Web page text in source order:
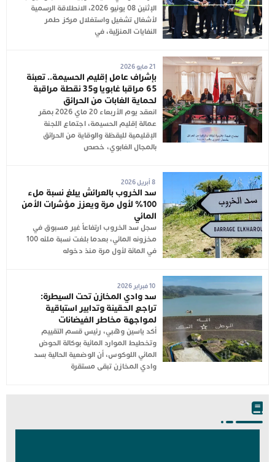
الإثنين 08 يونيو 2026، الانطلاقة الرسمية
لأشغال تشغيل واستغلال مركز طمر
النفايات المنزلية، في
21 مايو 2026
بإشراف عامل إقليم الحسيمة.. تعبئة
65 مراقبا غابويا و35 نقطة مراقبة
لحماية الغابات من الحرائق
انعقد يوم الأربعاء 20 ماي 2026 بمقر
عمالة إقليم الحسيمة، اجتماع اللجنة
الإقليمية لليقظة والوقاية من الحرائق
بالمجال الغابوي، خصص
8 أبريل 2026
سد الخروب بالعرائش يبلغ نسبة ملء
100% لأول مرة ويعزز مؤشرات الأمن
المائي
سجل سد الخروب ارتفاعاً غير مسبوق في
مخزونه المائي، بعدما بلغت نسبة ملئه 100
في المائة لأول مرة منذ دخوله
10 فبراير 2026
سد وادي المخازن تحت السيطرة:
تراجع الحقينة وتدابير استباقية
لمواجهة مخاطر الفيضانات
أكد ياسين وهبي، رئيس قسم التقييم
وتخطيط الموارد المائية بوكالة الحوض
المائي اللوكوس، أن الوضعية الحالية بسد
وادي المخازن تبقى مستقرة